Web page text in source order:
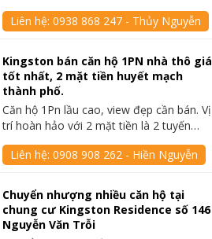
Liên hệ:0938 868 247 - Thủy Nguyễn
Kingston bán căn hộ 1PN nhà thô giá
tốt nhất, 2 mặt tiền huyết mạch
thành phố.
Căn hộ 1Pn lầu cao, view đẹp cần bán. Vị
trí hoàn hảo với 2 mặt tiền là 2 tuyến…
Liên hệ:0908 908 262 - Hiền Nguyễn
Chuyển nhượng nhiều căn hộ tại
chung cư Kingston Residence số 146
Nguyễn Văn Trỗi